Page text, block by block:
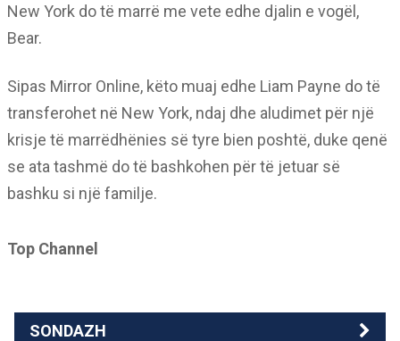
New York do të marrë me vete edhe djalin e vogël,
Bear.
Sipas Mirror Online, këto muaj edhe Liam Payne do të
transferohet në New York, ndaj dhe aludimet për një
krisje të marrëdhënies së tyre bien poshtë, duke qenë
se ata tashmë do të bashkohen për të jetuar së
bashku si një familje.
Top Channel
SONDAZH